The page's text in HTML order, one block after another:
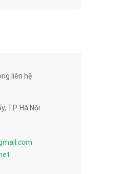
liên hệ
TP. Hà Nội